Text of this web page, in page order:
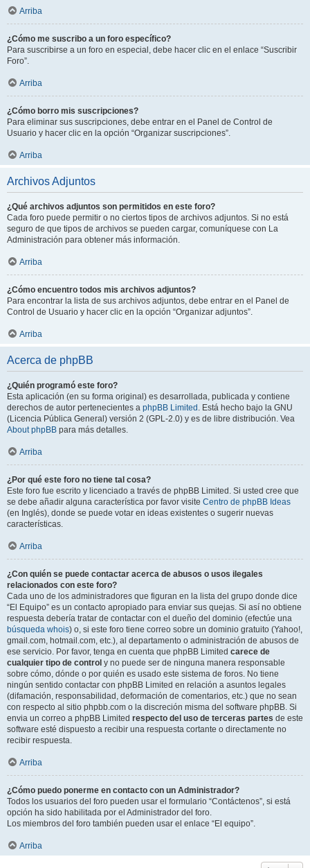
Arriba
¿Cómo me suscribo a un foro específico?
Para suscribirse a un foro en especial, debe hacer clic en el enlace “Suscribir
Foro”.
Arriba
¿Cómo borro mis suscripciones?
Para eliminar sus suscripciones, debe entrar en el Panel de Control de
Usuario y hacer clic en la opción “Organizar suscripciones”.
Arriba
Archivos Adjuntos
¿Qué archivos adjuntos son permitidos en este foro?
Cada foro puede permitir o no ciertos tipos de archivos adjuntos. Si no está
seguro de que tipos de archivos se pueden cargar, comuníquese con La
Administración para obtener más información.
Arriba
¿Cómo encuentro todos mis archivos adjuntos?
Para encontrar la lista de sus archivos adjuntos, debe entrar en el Panel de
Control de Usuario y hacer clic en la opción “Organizar adjuntos”.
Arriba
Acerca de phpBB
¿Quién programó este foro?
Esta aplicación (en su forma original) es desarrollada, publicada y contiene
derechos de autor pertenecientes a phpBB Limited . Está hecho bajo la GNU
(Licencia Pública General) versión 2 (GPL-2.0) y es de libre distribución. Vea
About phpBB para más detalles.
Arriba
¿Por qué este foro no tiene tal cosa?
Este foro fue escrito y licenciado a través de phpBB Limited. Si usted cree que
se debe añadir alguna característica por favor visite Centro de phpBB Ideas
(en Inglés), donde se puede votar en ideas existentes o sugerir nuevas
características.
Arriba
¿Con quién se puede contactar acerca de abusos o usos ilegales
relacionados con este foro?
Cada uno de los administradores que figuran en la lista del grupo donde dice
“El Equipo” es un contacto apropiado para enviar sus quejas. Si así no obtiene
respuesta debería tratar de contactar con el dueño del dominio (efectúe una
búsqueda whois) o, si este foro tiene correo sobre un dominio gratuito (Yahoo!,
gmail.com, hotmail.com, etc.), al departamento o administración de abusos de
ese servicio. Por favor, tenga en cuenta que phpBB Limited carece de
cualquier tipo de control y no puede ser de ninguna manera responsable
sobre cómo, dónde o por quién es usado este sistema de foros. No tiene
ningún sentido contactar con phpBB Limited en relación a asuntos legales
(difamación, responsabilidad, deformación de comentarios, etc.) que no sean
con respecto al sitio phpbb.com o la discreción misma del software phpBB. Si
envia un correo a phpBB Limited respecto del uso de terceras partes de este
software esté dispuesto a recibir una respuesta cortante o directamente no
recibir respuesta.
Arriba
¿Cómo puedo ponerme en contacto con un Administrador?
Todos los usuarios del foro pueden usar el formulario “Contáctenos”, si está
opción ha sido habilitada por el Administrador del foro.
Los miembros del foro también pueden usar el enlace “El equipo”.
Arriba